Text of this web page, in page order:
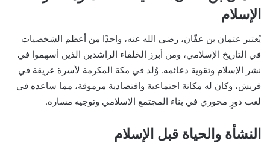
الإسلام
يُعتبر عثمان بن عفّان، رضي الله عنه، واحدًا من أعظم الشخصيات
في التاريخ الإسلامي، ومن أبرز الخلفاء الراشدين الذين أسهموا في
نشر الإسلام وتقوية دعائمه. وُلد في مكة المكرمة لأسرة عريقة في
قريش، وكان له مكانة اجتماعية واقتصادية مرموقة، مما ساعده في
لعب دورٍ محوري في بناء المجتمع الإسلامي وتوجيه مساره.
النشأة والحياة قبل الإسلام